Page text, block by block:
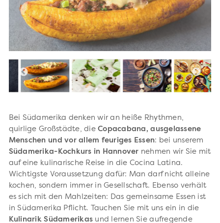
Bei Südamerika denken wir an heiße Rhythmen,
quirlige Großstädte, dieCopacabana, ausgelassene
Menschen und vor allem feuriges Essen: bei unserem
Südamerika-Kochkurs in Hannover nehmen wir Sie mit
auf eine kulinarische Reise in die Cocina Latina.
Wichtigste Voraussetzung dafür: Man darf nicht alleine
kochen, sondern immer in Gesellschaft. Ebenso verhält
es sich mit den Mahlzeiten: Das gemeinsame Essen ist
in Südamerika Pflicht. Tauchen Sie mit uns ein in die
Kulinarik Südamerikas und lernen Sie aufregende